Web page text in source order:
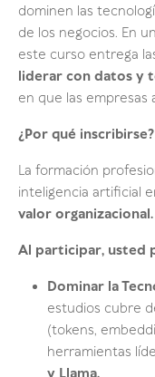
dominen las
de los negocios. En
este curso entrega
liderar con datos y
en que las empresas
¿Por qué inscribirse?
La formación
inteligencia artificial
valor organizacional.
Al participar, usted
Dominar la
estudios cubre
(tokens,
herramientas